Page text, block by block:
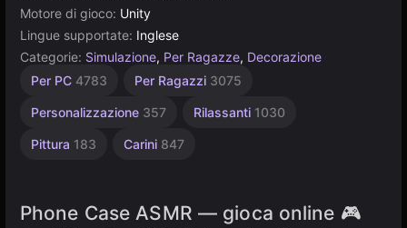
Motore di gioco: Unity
Lingue supportate: Inglese
Categorie: Simulazione, Per Ragazze, Decorazione
Per PC 4783 Per Ragazzi 3075
Personalizzazione 357 Rilassanti 1030
Pittura 183 Carini 847
Arte
Desktop
Per 1
4142
Alta
3571
Semplici
Per
1480
Browser
Unity
3175
Phone Case ASMR — gioca online 🎮